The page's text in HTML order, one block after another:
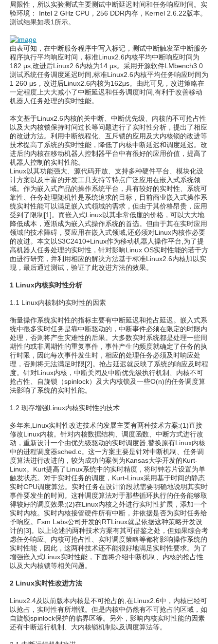
局限性，所以实验测试主要测试中断延迟时间和任务响应时间。实
验环境： Intel 2 GHz CPU，256 DDR内存，Kernel 2.6.22版本。
测试结果如表1所示。
由表可知，在中断服务程序中写入标记，测试中断触发至中断服务
程序执行平均响应时间，标准Linux2.6内核平均中断响应时间为
182 μs,改进后Linux2.6内核为14 μs。采用开源软件LMbench3.0
测试系统任务调度延迟时间,标准Linux2.6内核平均任务响应时间为
1 260 μs，改进后Linux2.6内核为162μs。由此可见，改进策略在
一定程度上大大减小了中断延迟和任务调度时间,有利于改善移动
机器人任务处理的实时性能。
本文基于Linux2.6内核的关中断、中断优先级、内核的不可抢占性
以及大内核锁保持时间过长等问题进行了实时性分析，提出了相应
的改进方法。利用中断线程化、互斥锁的应用及大内核锁的改进等
技术提高了系统的实时性能，降低了内核中断延迟和调度延迟。改
进后的内核在移动机器人控制器平台中有很好的应用价值，提高了
机器人控制的实时性能。
Linux以其功能强大、源代码开放、支持多种硬件平台、模块化设
计方案以及丰富的开发工具支持等特点广泛应用在嵌入式系统领
域。作为嵌入式产品的操作系统平台，具有较好的实时性、系统可
靠性、任务处理随机性是系统追求的目标，目前商业嵌入式操作系
统实时性能可以满足嵌入式领域的需求，但由于其价格昂贵，应用
受到了限制[1]。而嵌入式Linux以其非常低廉的价格，可以大大地
降低成本，逐渐成为嵌入式操作系统的首选。但由于其在实时应用
领域的技术障碍，要应用在嵌入式领域,还必须对Linux内核作必要
的改进。本文以S3C2410+Linux作为移动机器人操作平台,为了提
高机器人任务处理的实时性，针对影响Linux OS实时性能的若干方
面进行研究，并利用相应的解决方法基于标准Linux2.6内核加以实
现，最后通过测试，验证了此改进方法的效果。
1 Linux内核实时性分析
1.1 Linux内核制约实时性的因素
衡量操作系统实时性的指标主要有中断延迟和抢占延迟。嵌入式系
统中很多实时任务是靠中断驱动的，中断事件必须在限定的时限内
处理，否则将产生灾难性的后果。大多数实时系统都是处理一些周
期性的或非周期性的重复事件，事件产生的频度就确定了任务的执
行时限，因此每次事件发生时，相应的处理任务必须及时响应处
理，否则将无法满足时限[2]。抢占延迟就反映了系统的响应及时程
度。针对Linux内核，中断关闭及中断优先级执行机制、内核不可
抢占性、自旋锁（spinlock）及大内核锁及一些O(n)的任务调度算
法影响了系统的实时性能。
1.2 现存增强Linux内核实时性的技术
多年来,Linux实时性改进技术的发展主要有两种技术方案:(1)直接
修改Linux内核。针对内核数据结构、调度函数、中断方式进行改
动，重新设计一个由优先级驱动的实时调度器,替换原有Linux内核
中的进程调度器sched.c。这一方案主要是针对中断机制、任务调
度算法进行改进的，较为成功的案例为Kansas大学开发的Kurt-
Linux。Kurt提高了Linux系统中的实时精度，将时钟芯片设置为单
触发状态。对于实时任务的调度，Kurt-Linux采用基于时间的静态
实时CPU调度算法。实时任务在设计阶段就需要明确地说明其实时
事件要发生的时间。这种调度算法对于那些循环执行的任务能够取
得较好的调度效果;(2)在Linux内核之外进行实时性扩展，添加一个
实时内核。实时内核接管硬件所有中断，并依据是否为实时任务给
予响应。Fsm Labs公司开发的RTLinux就是依据这种策略开发设
计的[3]。以上论述的两种技术方案有其可借鉴之处，但如果综合考
虑任务响应、内核可抢占性、实时调度策略等都将影响操作系统的
实时性能，因此，这两种技术还不能很好地满足实时性要求。为了
增强嵌入式Linux实时性能，下面将介绍中断机制、内核的抢占性
以及大内核锁等相关问题。
2 Linux实时性改进方法
Linux2.4及以前版本内核是不可抢占的,在Linux2.6中，内核已经可
以抢占，实时性有所增强。但是内核中仍然有不可抢占的区域，如
自旋锁spinlock保护的临界区等。另外，影响内核实时性能的因素
还有中断运行机制、大内核锁机制以及调度算法等。